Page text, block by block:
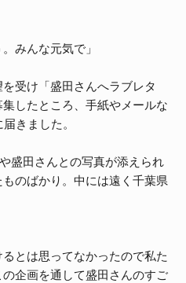
みんな元気で」
受け「盛田さんへラブレタ
したところ、手紙やメールな
きました。
盛田さんとの写真が添えられ
のばかり。中には遠く千葉県
とは思ってなかったので私た
企画を通して盛田さんのすご